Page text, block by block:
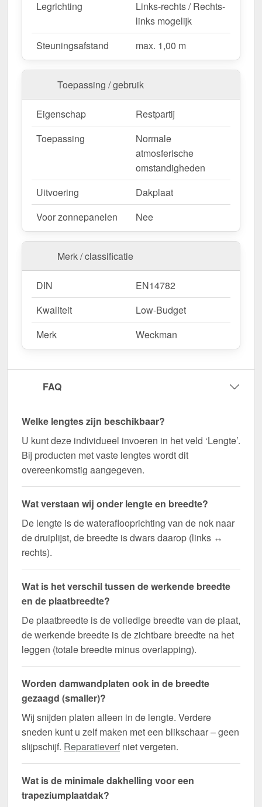
deze te zagen.
Bestel nu Damwandplaat 20/1100 | Dak |
Restpartij – Snelle levering & met 10 jaar
garantie!
Duurzaam, weerbestendig, op maat gemaakt - bestel
nu en profiteer van een snelle levering!
Opgelet:Alleen producten met DIN EN 1090 zijn
toegestaan voor statische berekeningen.
Restpartijen (DIN EN 14782) zijn uitgesloten.
Wegens maatwerk / customisatie van herroepingsrecht uitgezonderd
Legrichting
Links-rechts / Rechts-
links mogelijk
Steuningsafstand
max. 1,00 m
Toepassing / gebruik
Eigenschap
Restpartij
Toepassing
Normale
atmosferische
omstandigheden
Uitvoering
Dakplaat
Voor zonnepanelen
Nee
Merk / classificatie
DIN
EN14782
Kwaliteit
Low-Budget
Merk
Weckman
FAQ
Welke lengtes zijn beschikbaar?
U kunt deze individueel invoeren in het veld ‘Lengte’.
Bij producten met vaste lengtes wordt dit
overeenkomstig aangegeven.
Wat verstaan wij onder lengte en breedte?
De lengte is de wateraflooprichting van de nok naar
de druiplijst, de breedte is dwars daarop (links ↔
rechts).
Wat is het verschil tussen de werkende breedte
en de plaatbreedte?
De plaatbreedte is de volledige breedte van de plaat,
de werkende breedte is de zichtbare breedte na het
leggen (totale breedte minus overlapping).
Worden damwandplaten ook in de breedte
gezaagd (smaller)?
Wij snijden platen alleen in de lengte. Verdere
sneden kunt u zelf maken met een blikschaar – geen
slijpschijf. Reparatieverf niet vergeten.
Wat is de minimale dakhelling voor een
trapeziumplaatdak?